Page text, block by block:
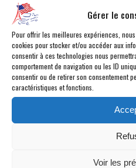
Gérer le
Pour offrir les meilleures expériences,
cookies pour stocker et/ou accéder aux
consentir à ces technologies nous
comportement de navigation ou les ID
consentir ou de retirer son consentement
caractéristiques et fonctions.
Voir les